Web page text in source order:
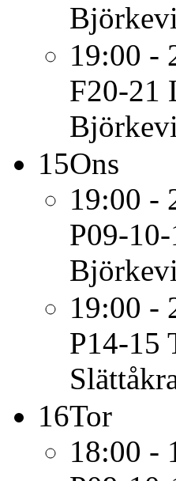
19:00 -
F20-21
15Ons
19:00 -
P09-10-
19:00 -
P14-15
16Tor
18:00 -